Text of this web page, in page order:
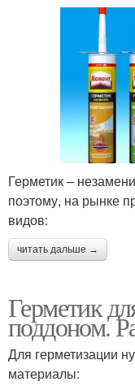
Герметик –
поэтому, на рынке
видов:
читать дальше →
Герметик
поддоном.
Для герметизации
материалы: